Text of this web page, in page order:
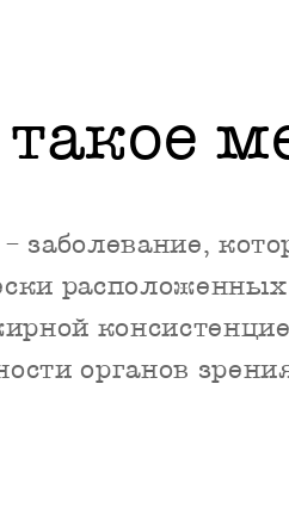
заболевание,
органов